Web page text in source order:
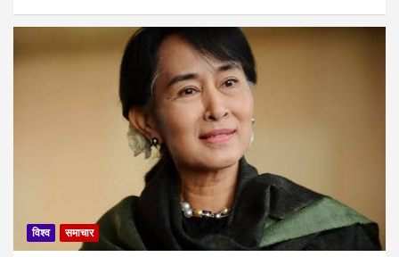
विश्व समाचार